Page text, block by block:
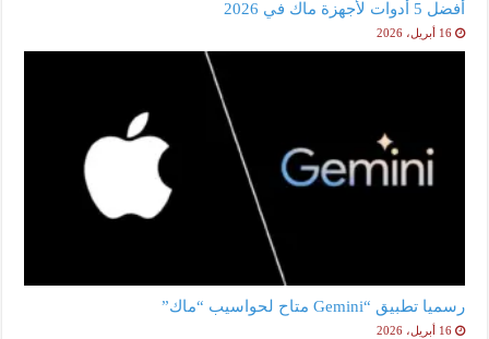
أفضل 5 أدوات لأجهزة ماك في 2026
16 أبريل، 2026
رسميا تطبيق “Gemini متاح لحواسيب “ماك”
16 أبريل، 2026